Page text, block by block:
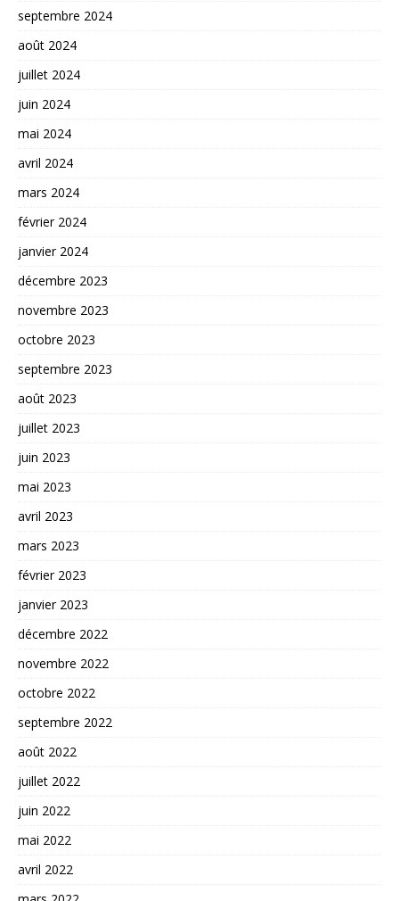
septembre 2024
août 2024
juillet 2024
juin 2024
mai 2024
avril 2024
mars 2024
février 2024
janvier 2024
décembre 2023
novembre 2023
octobre 2023
septembre 2023
août 2023
juillet 2023
juin 2023
mai 2023
avril 2023
mars 2023
février 2023
janvier 2023
décembre 2022
novembre 2022
octobre 2022
septembre 2022
août 2022
juillet 2022
juin 2022
mai 2022
avril 2022